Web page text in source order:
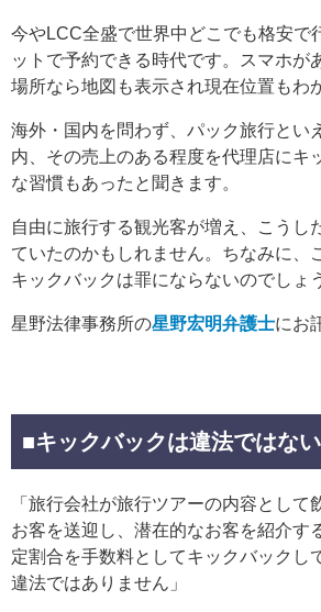
今やLCC全盛で世界中どこでも格安で
ットで予約できる時代です。スマホが
場所なら地図も表示され現在位置もわ
海外・国内を問わず、パック旅行とい
内、その売上のある程度を代理店にキ
な習慣もあったと聞きます。
自由に旅行する観光客が増え、こうし
ていたのかもしれません。ちなみに、
キックバックは罪にならないのでしょ
星野法律事務所の星野宏明弁護士にお
■キックバックは違法ではない
「旅行会社が旅行ツアーの内容として
お客を送迎し、潜在的なお客を紹介す
定割合を手数料としてキックバックし
違法ではありません」